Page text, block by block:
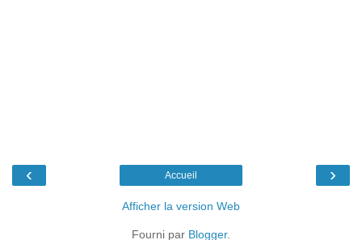
‹ ›
Accueil
Afficher la version Web
Fourni par Blogger.